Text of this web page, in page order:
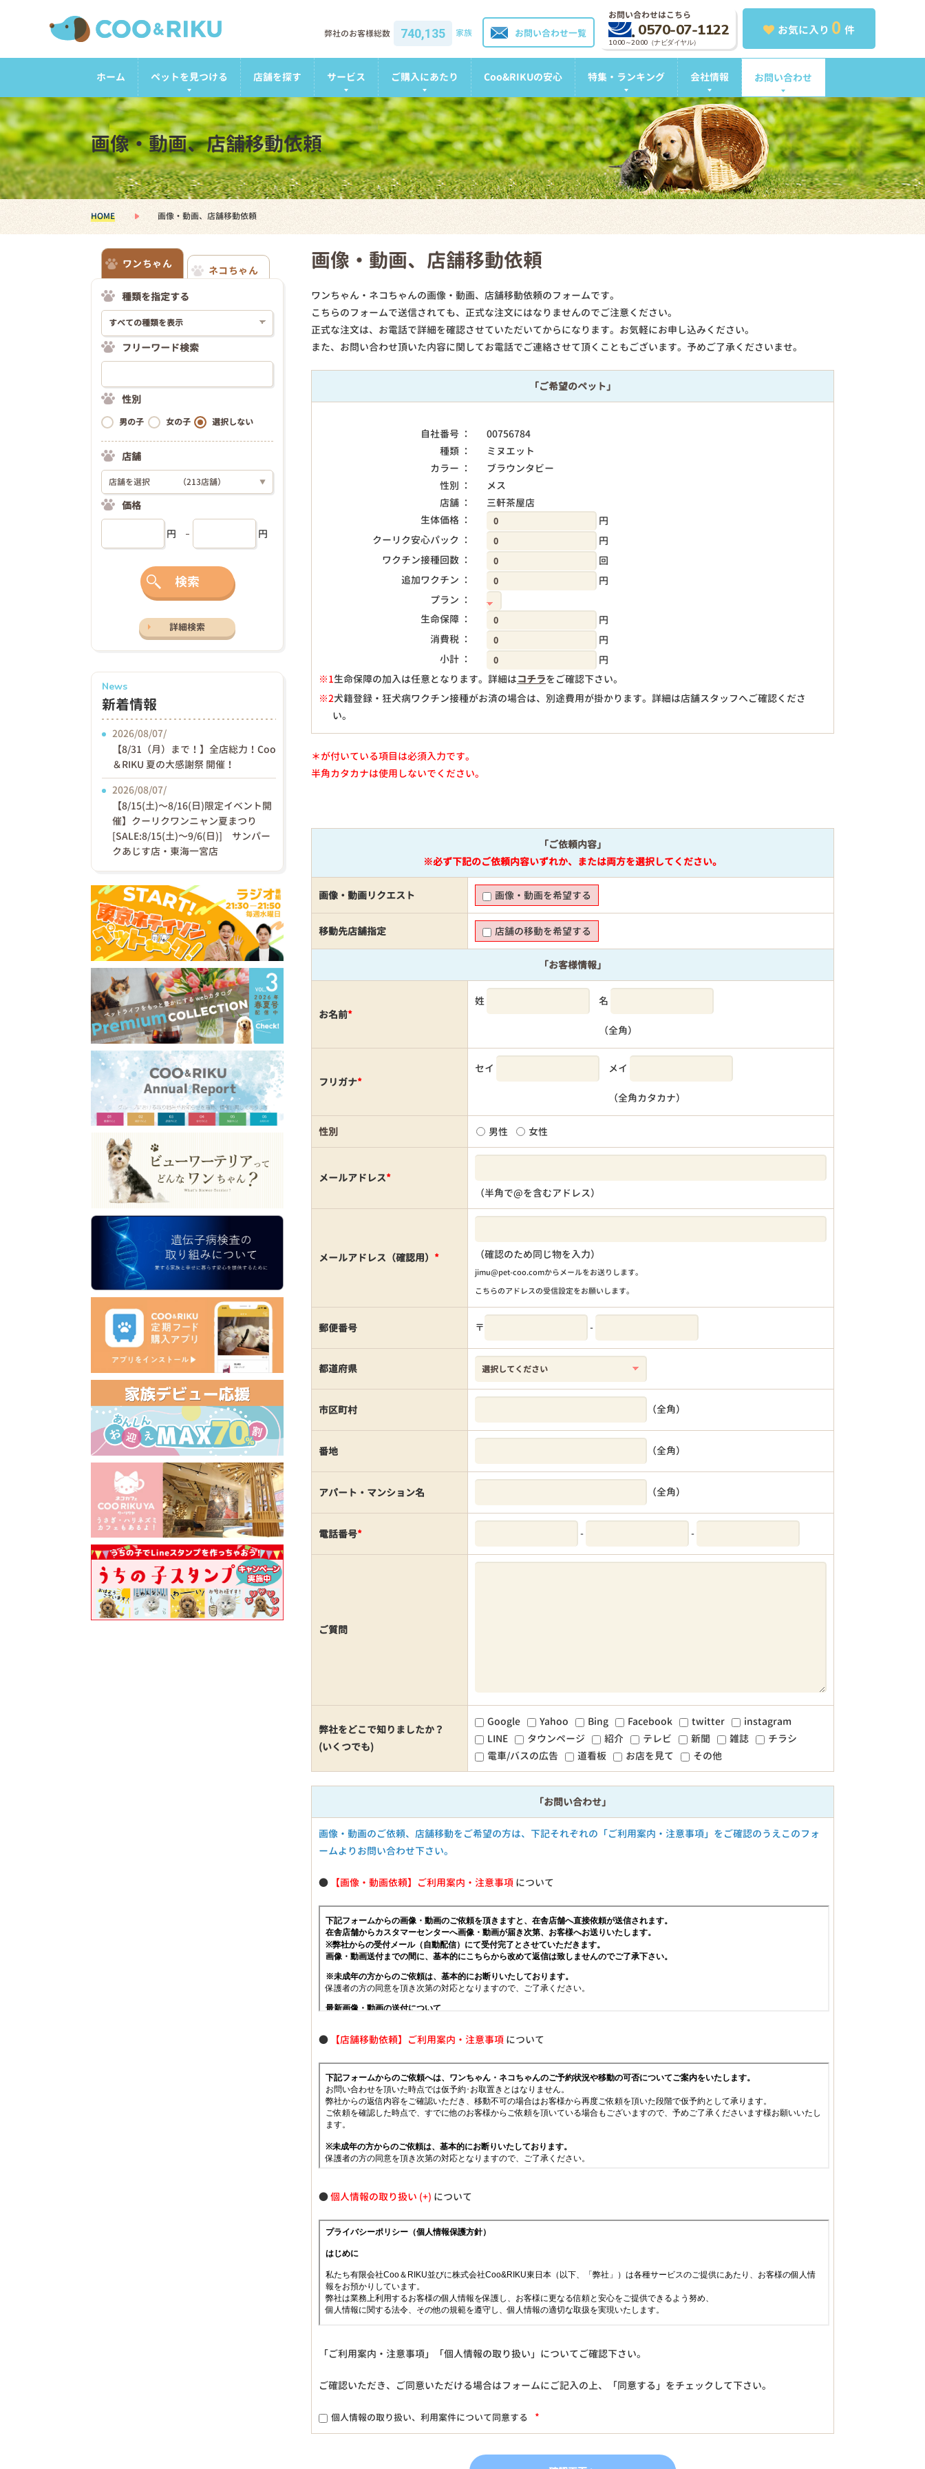
お気に入り 0 件
お問い合わせはこちら
0570-07-1122
10:00～20:00（ナビダイヤル）
お問い合わせ一覧
弊社のお客様総数 740,135 家族
ホーム ペットを見つける 店舗を探す サービス ご購入にあたり Coo&RIKUの安心 特集・ランキング 会社情報 お問い合わせ
画像・動画、店舗移動依頼
HOME 画像・動画、店舗移動依頼
画像・動画、店舗移動依頼
ワンちゃん・ネコちゃんの画像・動画、店舗移動依頼のフォームです。
こちらのフォームで送信されても、正式な注文にはなりませんのでご注意ください。
正式な注文は、お電話で詳細を確認させていただいてからになります。お気軽にお申し込みください。
また、お問い合わせ頂いた内容に関してお電話でご連絡させて頂くこともございます。予めご了承くださいませ。
「ご希望のペット」
自社番号 ：
00756784
種類 ：
ミヌエット
カラー ：
ブラウンタビー
性別 ：
メス
店舗 ：
三軒茶屋店
生体価格 ：
円
クーリク安心パック ：
円
ワクチン接種回数 ：
回
追加ワクチン ：
円
プラン ：
生命保障 ：
円
消費税 ：
円
小計 ：
円
※1生命保障の加入は任意となります。詳細はコチラをご確認下さい。
※2犬籍登録・狂犬病ワクチン接種がお済の場合は、別途費用が掛かります。詳細は店舗スタッフへご確認くださ
い。
円
＊が付いている項目は必須入力です。
半角カタカナは使用しないでください。
「ご依頼内容」
※必ず下記のご依頼内容いずれか、または両方を選択してください。
画像・動画リクエスト 画像・動画を希望する
移動先店舗指定 店舗の移動を希望する
「お客様情報」
お名前*
姓 名
（全角）
フリガナ*
セイ メイ
（全角カタカナ）
性別 男性 女性
メールアドレス*
（半角で@を含むアドレス）
メールアドレス（確認用） * （確認のため同じ物を入力）
jimu@pet-coo.comからメールをお送りします。
こちらのアドレスの受信設定をお願いします。
郵便番号 〒 -
都道府県
市区町村 （全角）
番地 （全角）
アパート・マンション名 （全角）
電話番号* - -
ご質問
弊社をどこで知りましたか？
(いくつでも)
Google Yahoo Bing Facebook twitter
instagram
LINE
タウンページ 紹介 テレビ 新聞 雑誌
チラシ
電車/バスの広告
道看板 お店を見て その他
「お問い合わせ」
画像・動画のご依頼、店舗移動をご希望の方は、下記それぞれの「ご利用案内・注意事項」をご確認のうえこのフォ
ームよりお問い合わせ下さい。
● 【画像・動画依頼】ご利用案内・注意事項 について
● 【店舗移動依頼】ご利用案内・注意事項 について
●個人情報の取り扱い について
「ご利用案内・注意事項」「個人情報の取り扱い」についてご確認下さい。
ご確認いただき、ご同意いただける場合はフォームにご記入の上、「同意する」をチェックして下さい。
個人情報の取り扱い、利用案件について同意する *
ワンちゃん
ネコちゃん
種類を指定する
フリーワード検索
性別
男の子 女の子 選択しない
店舗
店舗を選択 （213店舗） ▼
価格
円 円
検索
詳細検索
News
新着情報
2026/08/07/
【8/31（月）まで！】全店総力！Coo
＆RIKU 夏の大感謝祭 開催！
2026/08/07/
【8/15(土)〜8/16(日)限定イベント開
催】クーリクワンニャン夏まつり
[SALE:8/15(土)～9/6(日)] サンパー
クあじす店・東海一宮店